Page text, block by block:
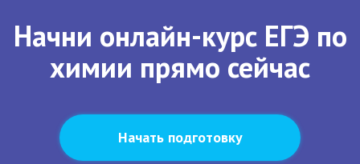
Начни онлайн-курс ЕГЭ по
химии прямо сейчас
Начать подготовку